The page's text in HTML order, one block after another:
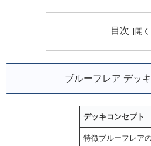
目次
ブルーフレア デッ
デッキコンセプト
特徴ブルーフレア